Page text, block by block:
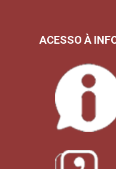
ACESSO À